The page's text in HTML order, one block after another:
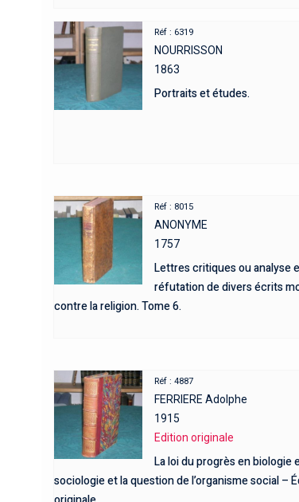
Réf : 6319
NOURRISSON
1863
Portraits et études.
Réf : 8015
ANONYME
1757
Lettres critiques ou analyse
réfutation de divers écrits
contre la religion. Tome 6.
Réf : 4887
FERRIERE Adolphe
1915
Edition originale
La loi du progrès en biologie
sociologie et la question de l’organisme social –